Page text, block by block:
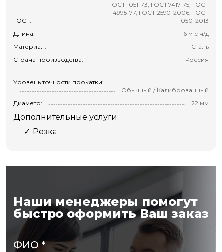
ГОСТ:
ГОСТ 1051-73, ГОСТ 7417-75, ГОСТ
14995-77, ГОСТ 2590-2006, ГОСТ
1050-2013
Длина:
6 м с н/д
Материал:
Сталь
Страна производства:
Россия
Уровень точности прокатки:
Обычный / Калиброванный
Диаметр:
22 мм
Дополнительные услуги
Резка
Наши менеджеры помогут
быстро оформить Ваш заказ
ФИО*